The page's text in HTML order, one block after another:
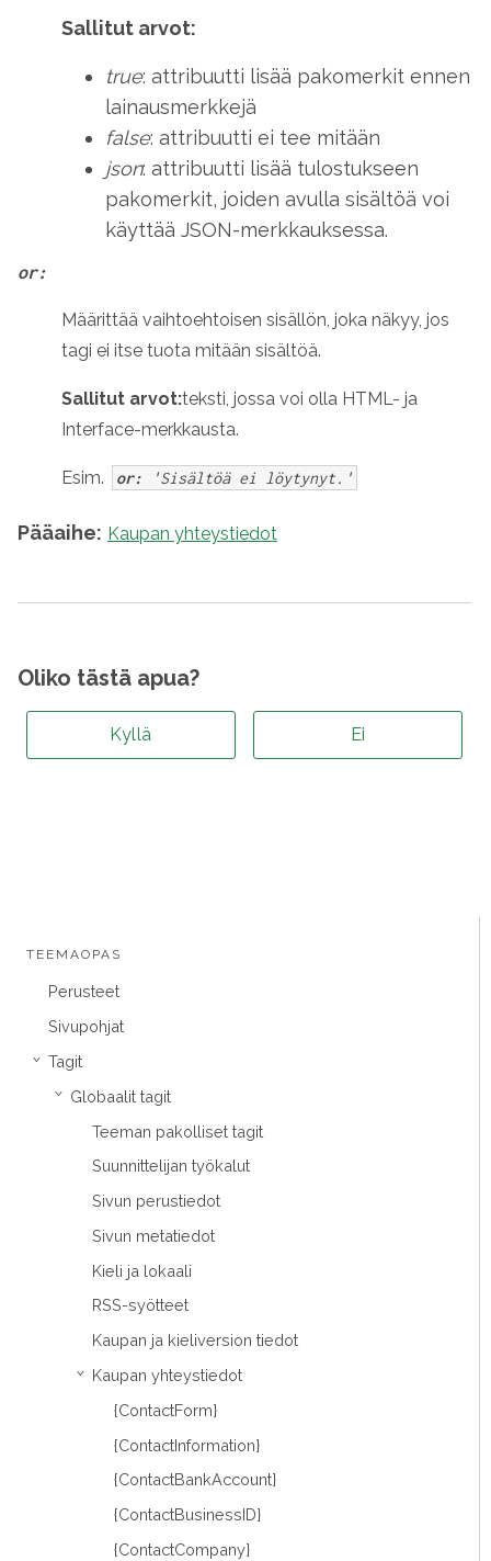
TEEMAOPAS
Perusteet
Sivupohjat
› Tagit
›
Globaalit tagit
Teeman pakolliset tagit
Suunnittelijan työkalut
Sivun perustiedot
Sivun metatiedot
Kieli ja lokaali
RSS-syötteet
Kaupan ja kieliversion tiedot
›
Kaupan yhteystiedot
{ContactForm}
{ContactInformation}
{ContactBankAccount}
{ContactBusinessID}
{ContactCompany}
Sallitut arvot:
true: attribuutti lisää pakomerkit ennen
lainausmerkkejä
false: attribuutti ei tee mitään
json: attribuutti lisää tulostukseen
pakomerkit, joiden avulla sisältöä voi
käyttää JSON-merkkauksessa.
or:
Määrittää vaihtoehtoisen sisällön, joka näkyy, jos
tagi ei itse tuota mitään sisältöä.
Sallitut arvot:teksti, jossa voi olla HTML- ja
Interface-merkkausta.
Esim. or: 'Sisältöä ei löytynyt.'
Pääaihe: Kaupan yhteystiedot
Oliko tästä apua?
Kyllä Ei